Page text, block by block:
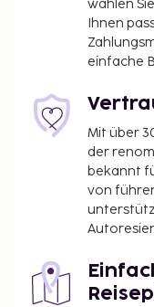
wählen
Ihnen
einfache
Mit über
der
bekannt
von